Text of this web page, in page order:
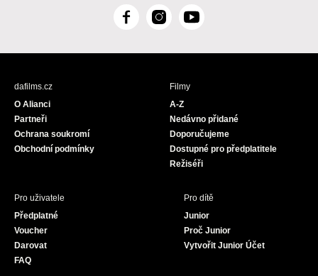
F
c
I
s
Y
u
dafilms.cz
O Alianci
Partneři
Ochrana soukromí
Obchodní podmínky
Filmy
A-Z
Nedávno přidané
Doporučujeme
Dostupné pro předplatitele
Režiséři
Pro uživatele
Předplatné
Voucher
Darovat
FAQ
Pro dítě
Junior
Proč Junior
Vytvořit Junior Účet